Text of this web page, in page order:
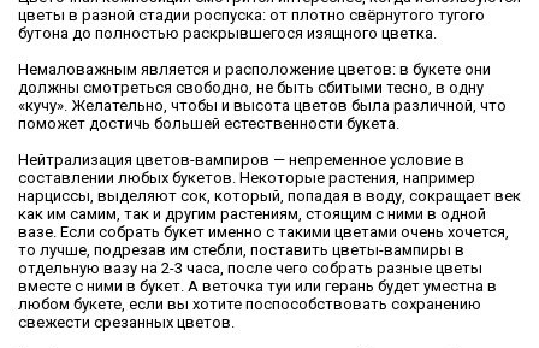
цветы в разной стадии роспуска: от плотно свёрнутого тугого
бутона до полностью раскрывшегося изящного цветка.
Немаловажным является и расположение цветов: в букете они
должны смотреться свободно, не быть сбитыми тесно, в одну
«кучу». Желательно, чтобы и высота цветов была различной, что
поможет достичь большей естественности букета.
Нейтрализация цветов-вампиров — непременное условие в
составлении любых букетов. Некоторые растения, например
нарциссы, выделяют сок, который, попадая в воду, сокращает век
как им самим, так и другим растениям, стоящим с ними в одной
вазе. Если собрать букет именно с такими цветами очень хочется,
то лучше, подрезав им стебли, поставить цветы-вампиры в
отдельную вазу на 2-3 часа, после чего собрать разные цветы
вместе с ними в букет. А веточка туи или герань будет уместна в
любом букете, если вы хотите поспособствовать сохранению
свежести срезанных цветов.